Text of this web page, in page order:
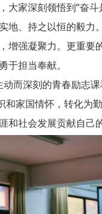
大家深刻领悟到“奋
、持之以恒的毅
强凝聚力。更重
担当奉献。
而深刻的青春励志
和家国情怀，转化
社会发展贡献自己